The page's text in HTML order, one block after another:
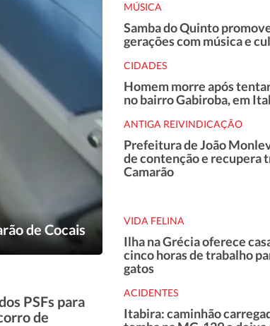
de Cocais
PSFs para
de
MÚSICA
Samba do Quinto
gerações com música e
CIDADES
Homem morre após
no bairro Gabiroba, em
ANTIGA REIVINDICAÇÃO
Prefeitura de João
de contenção e recupera
Camarão
VIDA FELINA
Ilha na Grécia oferece
cinco horas de trabalho
gatos
ACIDENTES
Itabira: caminhão